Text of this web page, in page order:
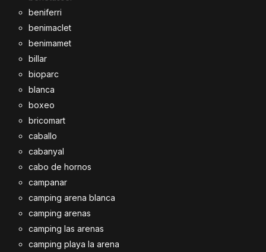
beniferri
benimaclet
benimamet
billar
bioparc
blanca
boxeo
bricomart
caballo
cabanyal
cabo de hornos
campanar
camping arena blanca
camping arenas
camping las arenas
camping playa la arena